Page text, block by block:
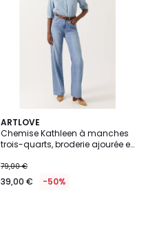
ARTLOVE
Chemise Kathleen à manches
trois-quarts, broderie ajourée et
79,00 €
39,00 € -50%